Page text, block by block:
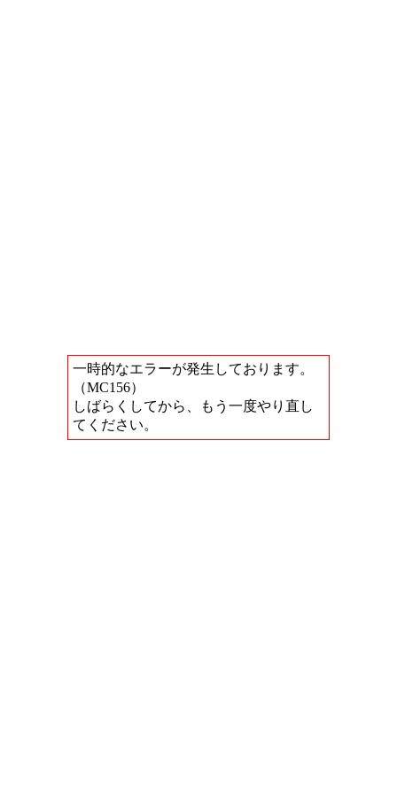
一時的なエラーが発生しております。
（MC156）
しばらくしてから、もう一度やり直し
てください。